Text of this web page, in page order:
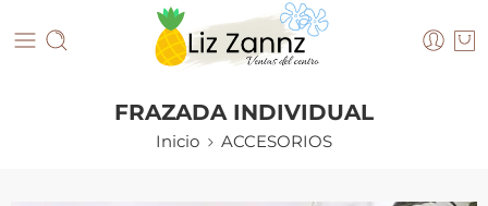
FRAZADA INDIVIDUAL
Inicio ACCESORIOS